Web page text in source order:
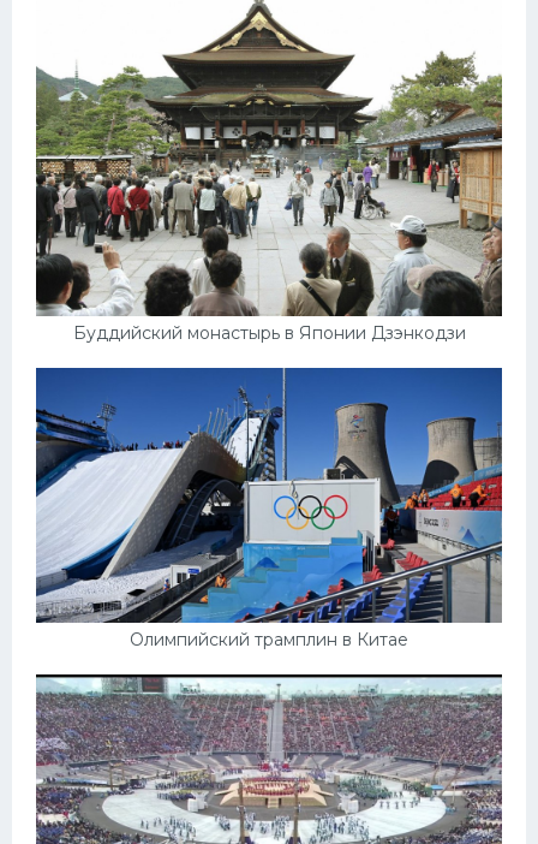
Буддийский монастырь в Японии Дзэнкодзи
Олимпийский трамплин в Китае